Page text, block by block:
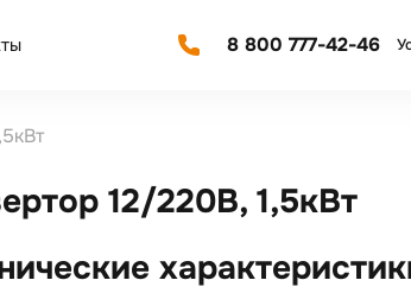
8 800 777-42-46
12/220В, 1,5кВт